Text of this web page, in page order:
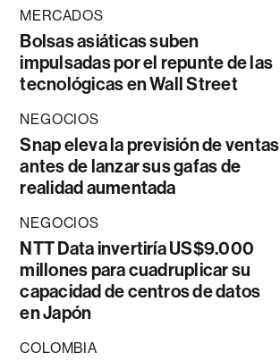
MERCADOS
Bolsas asiáticas suben
impulsadas por el repunte de las
tecnológicas en Wall Street
NEGOCIOS
Snap eleva la previsión de ventas
antes de lanzar sus gafas de
realidad aumentada
NEGOCIOS
NTT Data invertiría US$9.000
millones para cuadruplicar su
capacidad de centros de datos
en Japón
COLOMBIA